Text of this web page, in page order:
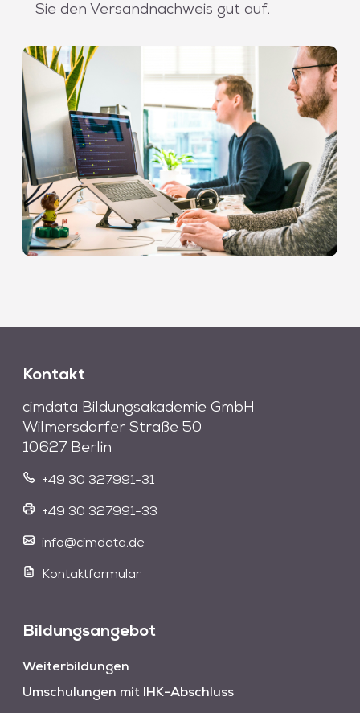
Sie den Versandnachweis gut auf.
Kontakt
cimdata Bildungsakademie GmbH
Wilmersdorfer Straße 50
10627 Berlin
+49 30 327991-31
+49 30 327991-33
info@cimdata.de
Kontaktformular
Bildungsangebot
Weiterbildungen
Umschulungen mit IHK-Abschluss